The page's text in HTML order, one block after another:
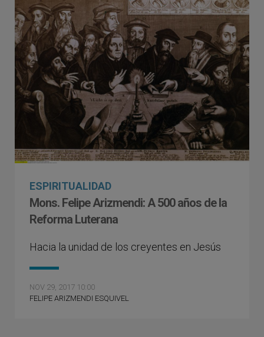
ESPIRITUALIDAD
Mons. Felipe Arizmendi: A 500 años de la
Reforma Luterana
Hacia la unidad de los creyentes en Jesús
NOV 29, 2017 10:00
FELIPE ARIZMENDI ESQUIVEL